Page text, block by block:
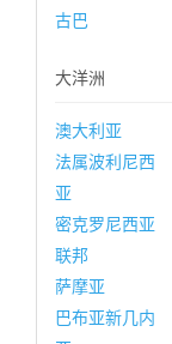
古巴
大洋洲
澳大利亚
法属波利尼西
亚
密克罗尼西亚
联邦
萨摩亚
巴布亚新几内